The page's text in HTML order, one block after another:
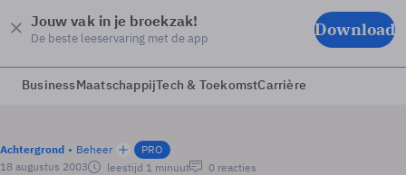
Jouw vak in je broekzak!
De beste leeservaring met de app Download
BusinessMaatschappijTech & ToekomstCarrière
Achtergrond Beheer
PRO
18 augustus 2003
leestijd 1 minuut 0 reacties